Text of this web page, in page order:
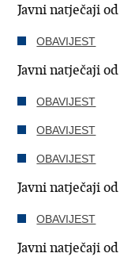
Javni natječaji
OBAVIJEST
Javni natječaji
OBAVIJEST
OBAVIJEST
OBAVIJEST
Javni natječaji
OBAVIJEST
Javni natječaji